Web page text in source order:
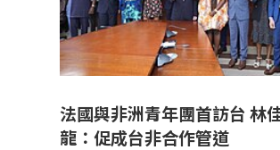
法國與非洲青年團首訪台 林
龍：促成台非合作管道